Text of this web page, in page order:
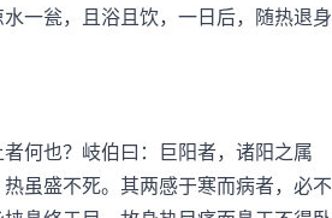
一瓮，且浴且饮，一日后，随热退身
何也？岐伯曰：巨阳者，诸阳之属
虽盛不死。其两感于寒而病者，必不